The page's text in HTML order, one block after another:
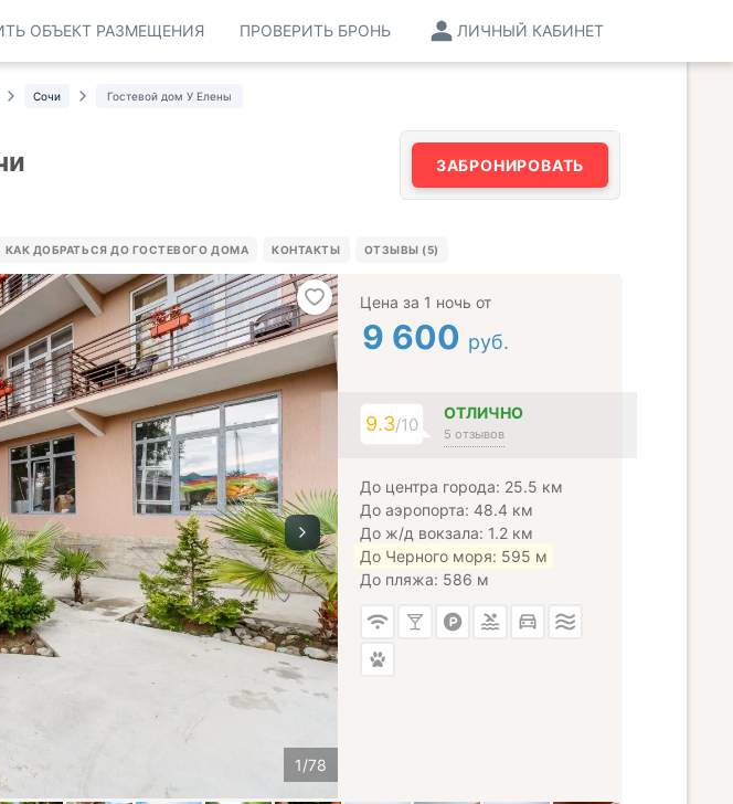
ЛИЧНЫЙ КАБИНЕТ
ПРОВЕРИТЬ БРОНЬ
ОБЪЕКТ РАЗМЕЩЕНИЯ
Сочи Гостевой дом У Елены
ЗАБРОНИРОВАТЬ
КАК ДОБРАТЬСЯ ДО ГОСТЕВОГО ДОМА КОНТАКТЫ ОТЗЫВЫ (5)
Цена за 1 ночь от
9 600 руб.
9.3/10
ОТЛИЧНО
5 отзывов
До центра города: 25.5 км
До аэропорта: 48.4 км
До ж/д вокзала: 1.2 км
До Черного моря: 595 м
До пляжа: 586 м